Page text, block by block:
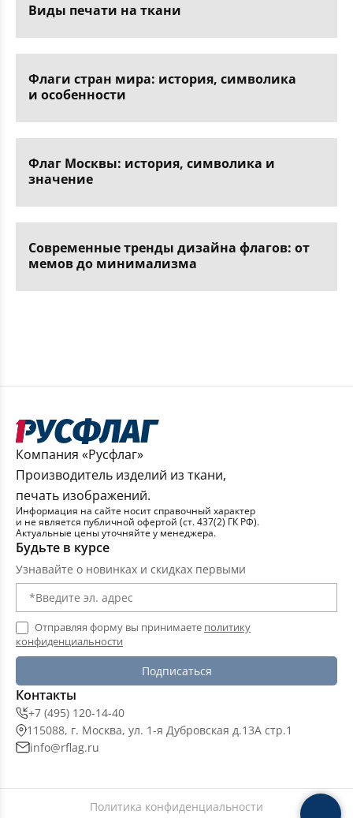
Виды печати на ткани
Флаги стран мира: история, символика
и особенности
Флаг Москвы: история, символика и
значение
Современные тренды дизайна флагов: от
мемов до минимализма
Компания «Русфлаг»
Производитель изделий из ткани,
печать изображений.
Информация на сайте носит справочный характер
и не является публичной офертой (ст. 437(2) ГК РФ).
Актуальные цены уточняйте у менеджера.
Будьте в курсе
Узнавайте о новинках и скидках первыми
Отправляя форму вы принимаете политику
конфиденциальности
Подписаться
Контакты
+7 (495) 120-14-40
115088, г. Москва, ул. 1-я Дубровская д.13А стр.1
info@rflag.ru
Политика конфиденциальности